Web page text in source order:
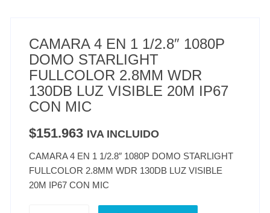
CAMARA 4 EN 1 1/2.8″ 1080P
DOMO STARLIGHT
FULLCOLOR 2.8MM WDR
130DB LUZ VISIBLE 20M IP67
CON MIC
$151.963 IVA INCLUIDO
CAMARA 4 EN 1 1/2.8″ 1080P DOMO STARLIGHT
FULLCOLOR 2.8MM WDR 130DB LUZ VISIBLE
20M IP67 CON MIC